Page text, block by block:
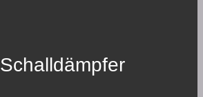
Schalldämpfer